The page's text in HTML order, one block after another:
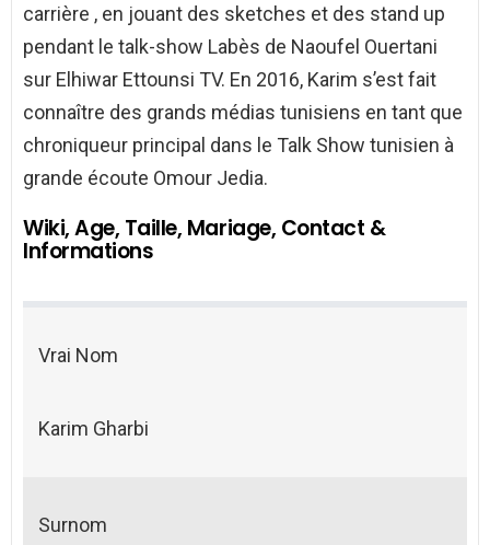
carrière , en jouant des sketches et des stand up
pendant le talk-show Labès de Naoufel Ouertani
sur Elhiwar Ettounsi TV. En 2016, Karim s’est fait
connaître des grands médias tunisiens en tant que
chroniqueur principal dans le Talk Show tunisien à
grande écoute Omour Jedia.
Wiki, Age, Taille, Mariage, Contact &
Informations
Vrai Nom
Karim Gharbi
Surnom